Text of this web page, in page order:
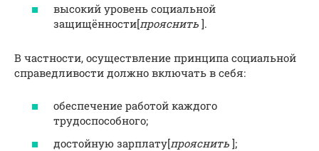
высокий уровень социальной
защищённости[прояснить ].
В частности, осуществление принципа социальной
справедливости должно включать в себя:
обеспечение работой каждого
трудоспособного;
достойную зарплату[прояснить ];